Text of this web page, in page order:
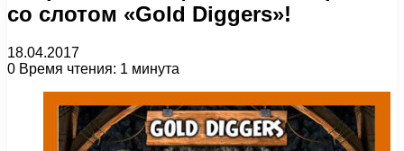
со слотом «Gold Diggers»!
18.04.2017
0 Время чтения: 1 минута